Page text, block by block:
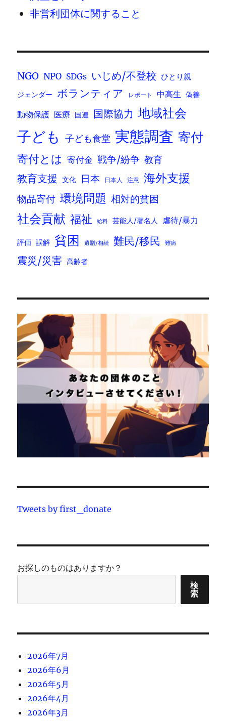
非営利団体に関すること
NGO NPO SDGs いじめ/不登校 ひとり親
ジェンダー ボランティア レポート 中高生 偽善
動物保護 医療 国連 国際協力 地域社会
子ども 子ども食堂 実態調査 寄付
寄付とは 寄付金 戦争/紛争 教育
教育支援 文化 日本 日本人 注意 海外支援
物品寄付 環境問題 相対的貧困
社会貢献 福祉 給料 芸能人/著名人 虐待/暴力
評価 誤解 貧困 遺贈/相続 難民/移民 難病
震災/災害 高齢者
Tweets by first_donate
お探しのものはありますか？
検
索
2026年7月
2026年6月
2026年5月
2026年4月
2026年3月